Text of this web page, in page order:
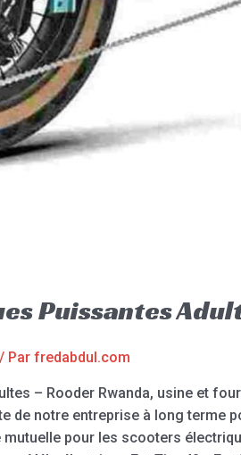
Puissantes
/ Par fredabdul.com
– Rooder Rwanda, usine et
de notre entreprise à long terme
pour les scooters